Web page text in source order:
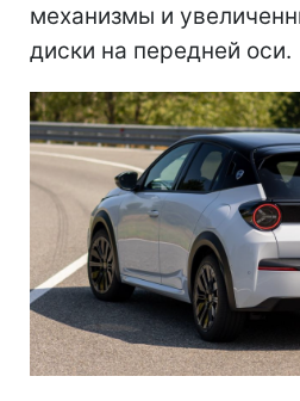
механизмы и
диски на передней оси.